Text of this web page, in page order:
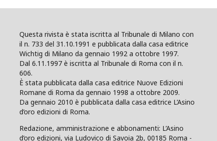
Questa rivista è stata iscritta al Tribunale di Milano con
il n. 733 del 31.10.1991 e pubblicata dalla casa editrice
Wichtig di Milano da gennaio 1992 a ottobre 1997.
Dal 6.11.1997 è iscritta al Tribunale di Roma con il n.
606.
È stata pubblicata dalla casa editrice Nuove Edizioni
Romane di Roma da gennaio 1998 a ottobre 2009.
Da gennaio 2010 è pubblicata dalla casa editrice L’Asino
d’oro edizioni di Roma.
Redazione, amministrazione e abbonamenti: L’Asino
d’oro edizioni, via Ludovico di Savoia 2b, 00185 Roma -